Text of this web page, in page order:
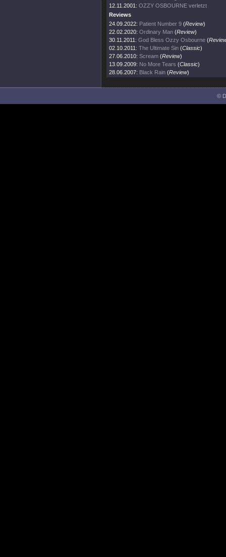
12.11.2001: OZZY OSBOURNE verletzt
Reviews
24.09.2022: Patient Number 9 (Review)
22.02.2020: Ordinary Man (Review)
30.11.2011: God Bless Ozzy Osbourne (
02.10.2011: The Ultimate Sin (Classic)
27.06.2010: Scream (Review)
13.09.2009: No More Tears (Classic)
28.06.2007: Black Rain (Review)
©